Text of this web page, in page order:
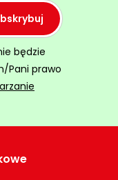
będzie
Pani prawo